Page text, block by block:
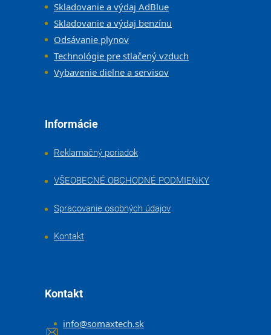
Skladovanie a výdaj AdBlue
Skladovanie a výdaj benzínu
Odsávanie plynov
Technológie pre stlačený vzduch
Vybavenie dielne a servisov
Informácie
Reklamačný poriadok
VŠEOBECNÉ OBCHODNÉ PODMIENKY
Spracovanie osobných údajov
Kontakt
Kontakt
info@somaxtech.sk